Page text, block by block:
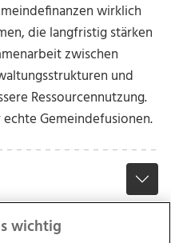
wirklich
die langfristig stärken
zwischen
und
Ressourcennutzung.
Gemeindefusionen.
wichtig